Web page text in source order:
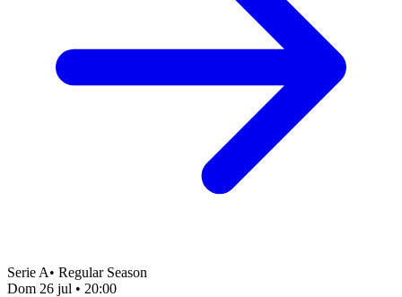
Serie A• Regular Season
Dom 26 jul • 20:00